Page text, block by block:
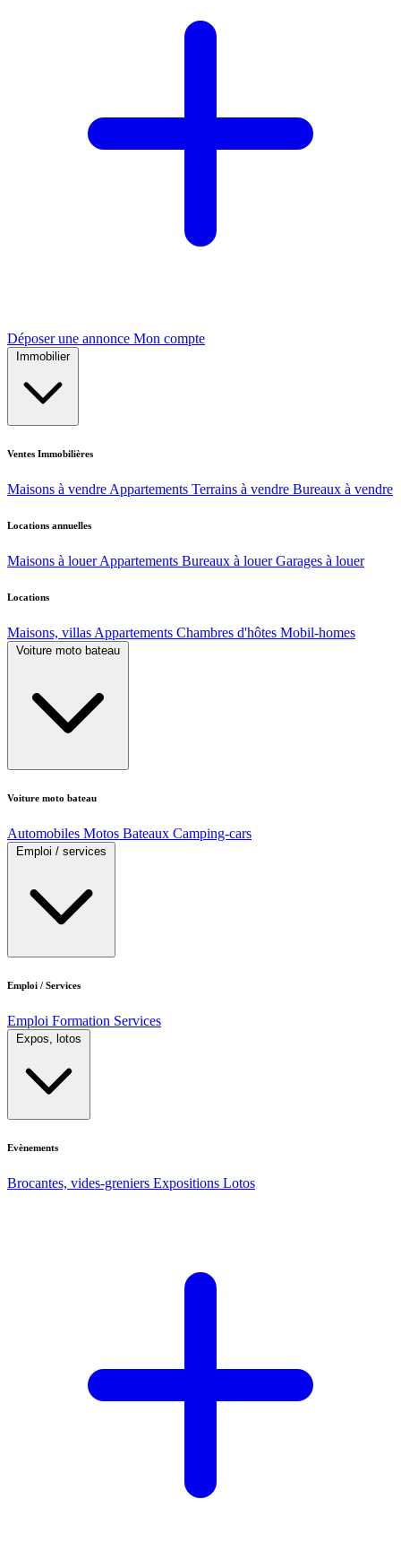
Déposer une annonce Mon compte
Immobilier
Ventes Immobilières
Maisons à vendre Appartements Terrains à vendre Bureaux à vendre
Locations annuelles
Maisons à louer Appartements Bureaux à louer Garages à louer
Locations
Maisons, villas Appartements Chambres d'hôtes Mobil-homes
Voiture moto bateau
Voiture moto bateau
Automobiles Motos Bateaux Camping-cars
Emploi / services
Emploi / Services
Emploi Formation Services
Expos, lotos
Evènements
Brocantes, vides-greniers Expositions Lotos